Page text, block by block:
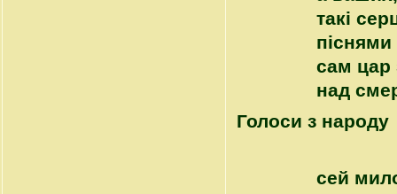
такі
піснями
сам цар
над
Голоси з народу
сей